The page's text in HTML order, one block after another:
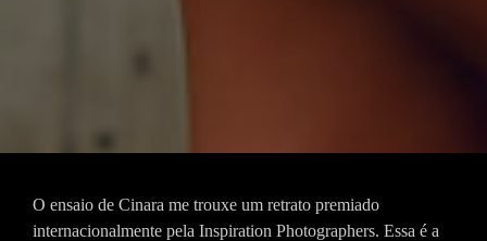
O ensaio de Cinara me trouxe um retrato premiado
internacionalmente pela Inspiration Photographers. Essa é a